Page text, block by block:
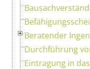
Beratender
Durchführung
Eintragung in